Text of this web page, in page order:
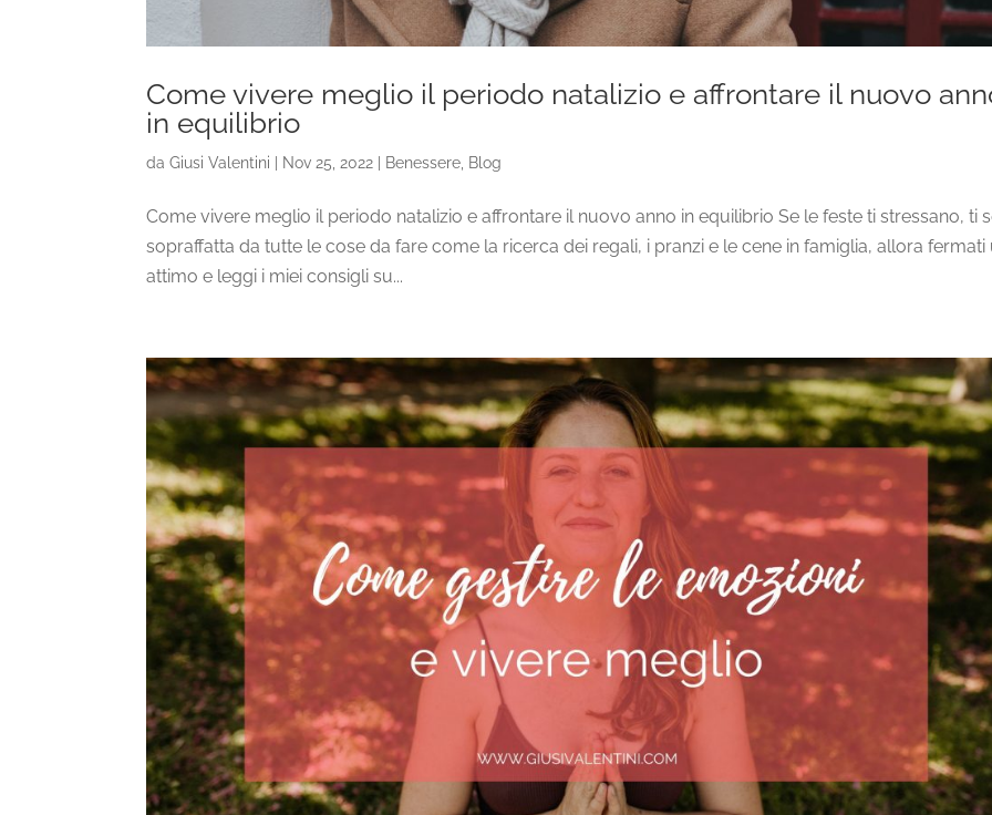
Come vivere meglio il periodo natalizio e affrontare il nuovo
in equilibrio
da Giusi Valentini Nov 25, 2022 Benessere Blog
Come vivere meglio il periodo natalizio e affrontare il nuovo anno in equilibrio Se le feste ti stressano, ti
sopraffatta da tutte le cose da fare come la ricerca dei regali, i pranzi e le cene in famiglia, allora fermati
attimo e leggi i miei consigli su...